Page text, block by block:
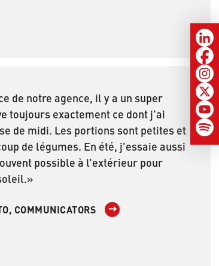
de notre agence, il y a un super
toujours exactement ce dont j’ai
de midi. Les portions sont petites et
de légumes. En été, j’essaie aussi
possible à l’extérieur pour
COMMUNICATORS